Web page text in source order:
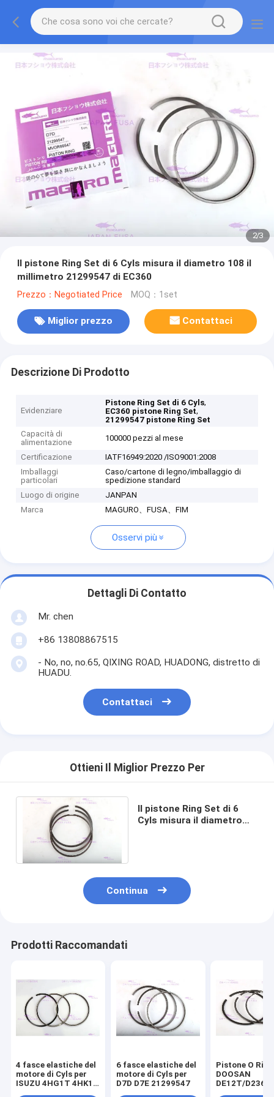
2/3
Il pistone Ring Set di 6 Cyls misura il diametro 108 il
millimetro 21299547 di EC360
Prezzo：Negotiated Price MOQ：1set
Miglior prezzo Contattaci
Descrizione Di Prodotto
Evidenziare
Pistone Ring Set di 6 Cyls,
EC360 pistone Ring Set,
21299547 pistone Ring Set
Capacità di
alimentazione
100000 pezzi al mese
Certificazione
IATF16949:2020 /ISO9001:2008
Imballaggi
particolari
Caso/cartone di legno/imballaggio di
spedizione standard
Luogo di origine
JANPAN
Marca
MAGURO、FUSA、FIM
Osservi più
Dettagli Di Contatto
Mr. chen
+86 13808867515
- No, no, no.65, QIXING ROAD, HUADONG, distretto di
HUADU.
Contattaci
Ottieni Il Miglior Prezzo Per
Il pistone Ring Set di 6
Cyls misura il diametro
Continua
Prodotti Raccomandati
4 fasce elastiche del
motore di Cyls per
ISUZU 4HG1T 4HK1T
6 fasce elastiche del
motore di Cyls per
D7D D7E 21299547
Pistone O
DOOSAN
DE12T/D2366